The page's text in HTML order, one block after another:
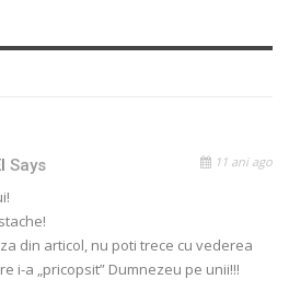
Says 11 ani ago
din articol, nu poti trece cu vederea
i-a „pricopsit” Dumnezeu pe unii!!!